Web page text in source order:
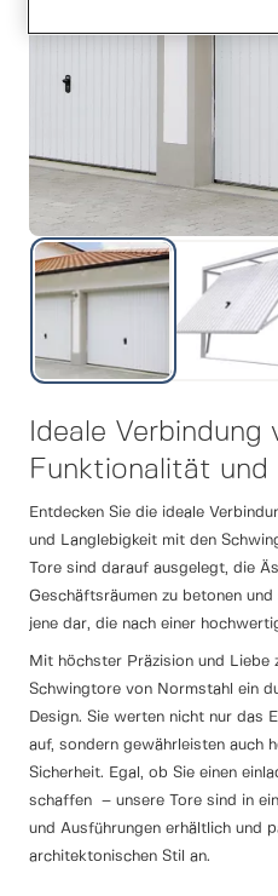
Ideale Verbindung
Funktionalität und
Entdecken Sie die ideale
und Langlebigkeit mit den
Tore sind darauf ausgelegt, die
Geschäftsräumen zu betonen
jene dar, die nach einer
Mit höchster Präzision und
Schwingtore von Normstahl ein
Design. Sie werten nicht nur das
auf, sondern gewährleisten auch
Sicherheit. Egal, ob Sie einen
schaffen – unsere Tore sind in
und Ausführungen erhältlich und
architektonischen Stil an.